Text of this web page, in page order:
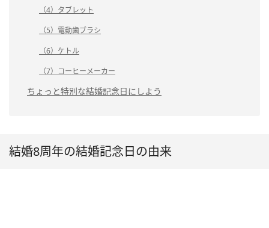
（4）タブレット
（5）電動歯ブラシ
（6）ケトル
（7）コーヒーメーカー
ちょっと特別な結婚記念日にしよう
結婚8周年の結婚記念日の由来